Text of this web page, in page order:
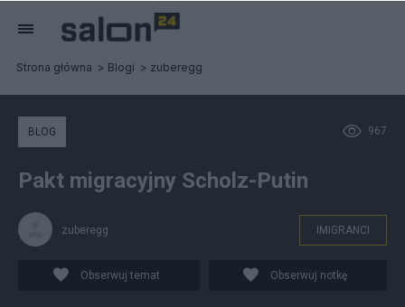
Strona główna Blogi zuberegg
967
BLOG
Pakt migracyjny Scholz-Putin
zuberegg IMIGRANCI
Obserwuj temat Obserwuj notkę